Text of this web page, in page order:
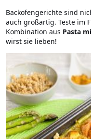
Backofengerichte sind
auch großartig. Teste im
Kombination aus Pasta
wirst sie lieben!